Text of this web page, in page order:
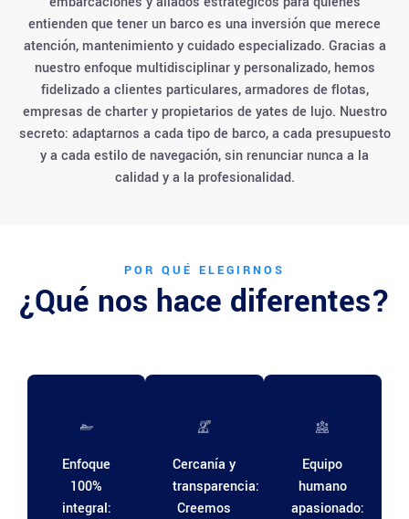
entienden que tener un barco es una inversión que merece
atención, mantenimiento y cuidado especializado. Gracias a
nuestro enfoque multidisciplinar y personalizado, hemos
fidelizado a clientes particulares, armadores de flotas,
empresas de charter y propietarios de yates de lujo. Nuestro
secreto: adaptarnos a cada tipo de barco, a cada presupuesto
y a cada estilo de navegación, sin renunciar nunca a la
calidad y a la profesionalidad.
POR QUÉ ELEGIRNOS
¿Qué nos hace diferentes?
Enfoque
100%
integral:
Cercanía y
transparencia:
Creemos
Equipo
humano
apasionado: